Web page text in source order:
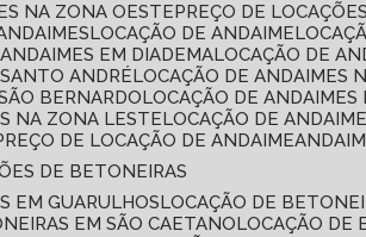
NA ZONA OESTE
PREÇO DE
LOCAÇÃO DE ANDAIME
ANDAIMES EM DIADEMA LOCAÇÃO DE
ANDRÉ LOCAÇÃO DE ANDAIMES
BERNARDO LOCAÇÃO DE
NA ZONA LESTE LOCAÇÃO DE
PREÇO DE LOCAÇÃO DE ANDAIME
DE BETONEIRAS
EM GUARULHOS LOCAÇÃO DE
EM SÃO CAETANO LOCAÇÃO